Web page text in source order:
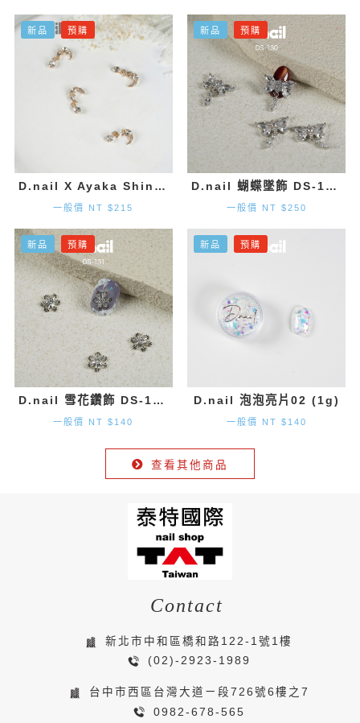
新品 預購
D.nail X Ayaka Shinohara 月亮墜飾-金色 (2入)
一般價 NT $215
新品 預購
D.nail 蝴蝶墜飾 DS-130 (20mm×1.9mm) 2入
一般價 NT $250
新品 預購
D.nail 雪花鑽飾 DS-131 (9.7mm×8.2mm) 2入
一般價 NT $140
新品 預購
D.nail 泡泡亮片02 (1g)
一般價 NT $140
查看其他商品
Contact
新北市中和區橋和路122-1號1樓
(02)-2923-1989
台中市西區台灣大道ㄧ段726號6樓之7
0982-678-565